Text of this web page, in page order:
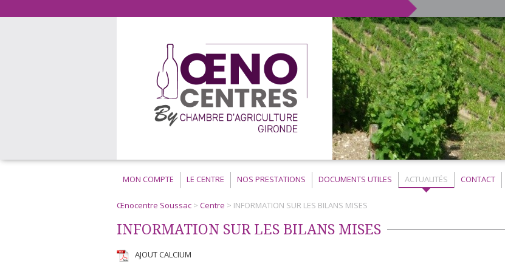
MON COMPTE LE CENTRE NOS PRESTATIONS DOCUMENTS UTILES ACTUALITÉS CONTACT
Œnocentre Soussac > Centre > INFORMATION SUR LES BILANS MISES
INFORMATION SUR LES BILANS MISES
AJOUT CALCIUM